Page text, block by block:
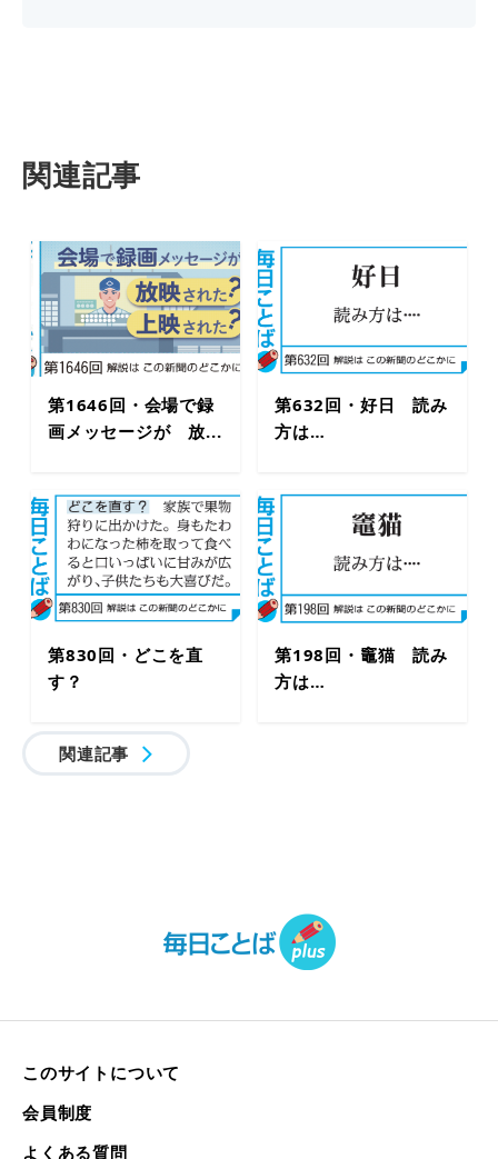
関連記事
第1646回・会場で録
画メッセージが 放...
第632回・好日 読み
方は…
第830回・どこを直
す？
第198回・竈猫 読み
方は…
関連記事
このサイトについて
会員制度
よくある質問